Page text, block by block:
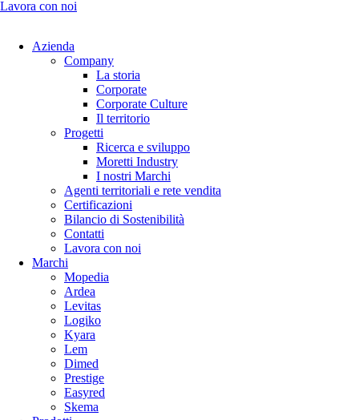
Lavora con noi
Azienda
Company
La storia
Corporate
Corporate Culture
Il territorio
Progetti
Ricerca e sviluppo
Moretti Industry
I nostri Marchi
Agenti territoriali e rete vendita
Certificazioni
Bilancio di Sostenibilità
Contatti
Lavora con noi
Marchi
Mopedia
Ardea
Levitas
Logiko
Kyara
Lem
Dimed
Prestige
Easyred
Skema